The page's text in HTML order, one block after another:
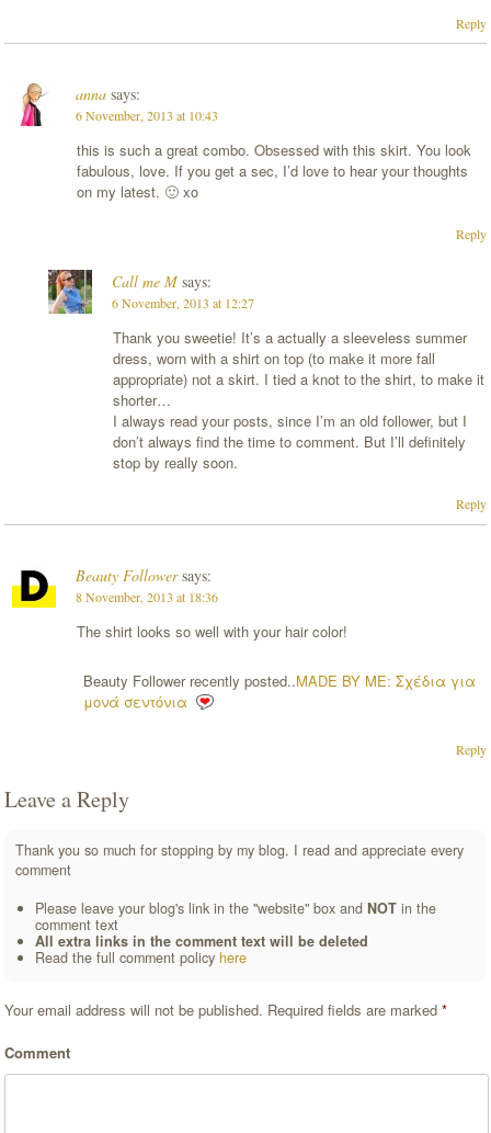
Reply
anna says:
6 November, 2013 at 10:43
this is such a great combo. Obsessed with this skirt. You look
fabulous, love. If you get a sec, I’d love to hear your thoughts
on my latest. 🙂 xo
Reply
Call me M says:
6 November, 2013 at 12:27
Thank you sweetie! It’s a actually a sleeveless summer
dress, worn with a shirt on top (to make it more fall
appropriate) not a skirt. I tied a knot to the shirt, to make it
shorter…
I always read your posts, since I’m an old follower, but I
don’t always find the time to comment. But I’ll definitely
stop by really soon.
Reply
Beauty Follower says:
8 November, 2013 at 18:36
The shirt looks so well with your hair color!
Beauty Follower recently posted..MADE BY ME: Σχέδια για
μονά σεντόνια
Reply
Leave a Reply
Thank you so much for stopping by my blog. I read and appreciate every
comment
Please leave your blog's link in the "website" box andNOT in the
comment text
All extra links in the comment text will be deleted
Read the full comment policyhere
Your email address will not be published. Required fields are marked*
Comment